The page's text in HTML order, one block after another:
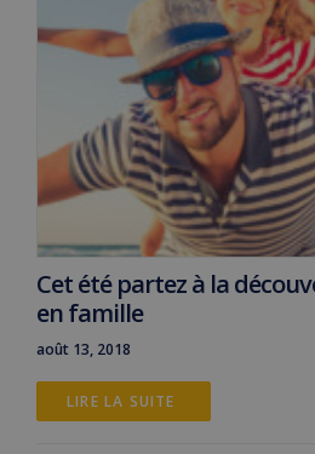
Cet été partez à la
en famille
août 13, 2018
LIRE LA SUITE